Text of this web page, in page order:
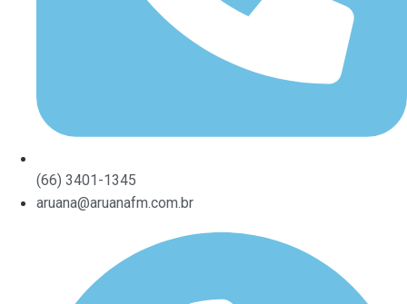
(66) 3401-1345
aruana@aruanafm.com.br